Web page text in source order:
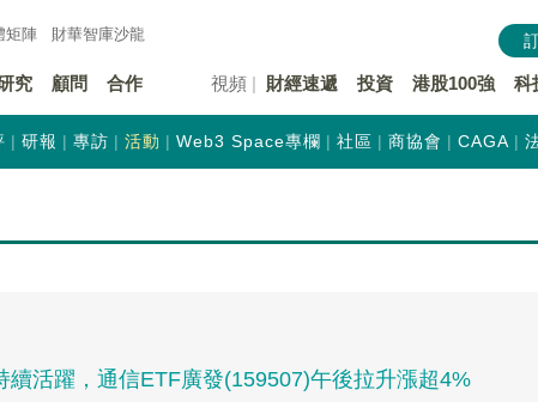
矩陣 財華智庫沙龍
究 顧問 合作 視頻 財經速遞 投資 港股100強 科
研報 專訪 活動 Web3 Space專欄 社區 商協會 CAGA
活躍，通信ETF廣發(159507)午後拉升漲超4%